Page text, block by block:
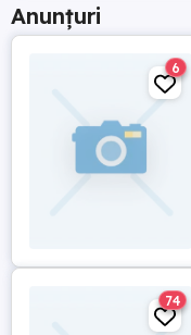
Anunțuri
6
74